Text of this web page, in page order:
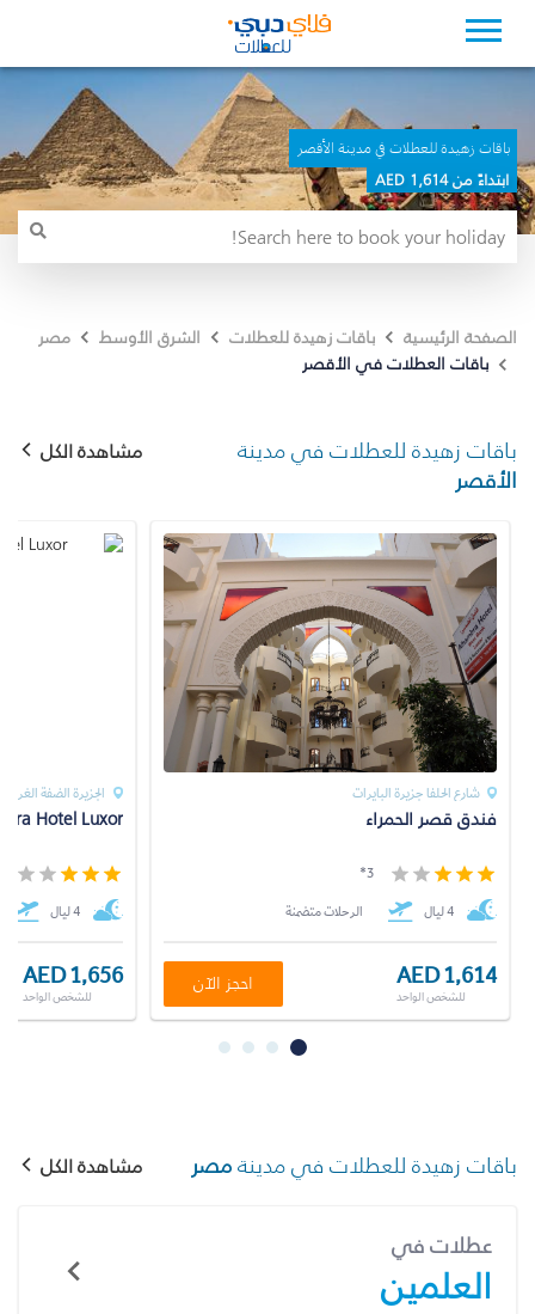
باقات زهيدة للعطلات في مدينة الأقصر
ابتداءً من 1,614 AED
الصفحة الرئيسية باقات زهيدة للعطلات الشرق الأوسط
مصر
باقات العطلات في الأقصر
باقات زهيدة للعطلات في مدينة
الأقصر
مشاهدة الكل
الجزيرة الضفة الغربية
Hotel Luxor
4 ليال
AED 1,656
للشخص الواحد
شارع الحلفا جزيرة البايرات
فندق قصر الحمراء
3*
4 ليال الرحلات متضمنة
AED 1,614
للشخص الواحد
احجز الآن
باقات زهيدة للعطلات في مدينةمصر مشاهدة الكل
عطلات في
العلمين